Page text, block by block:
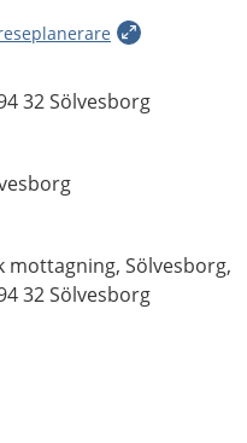
32 Sölvesborg
mottagning, Sölvesborg,
32 Sölvesborg